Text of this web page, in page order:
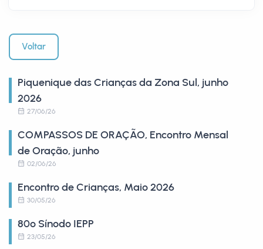
Voltar
Piquenique das Crianças da Zona Sul, junho
2026
27/06/26
COMPASSOS DE ORAÇÃO, Encontro Mensal
de Oração, junho
02/06/26
Encontro de Crianças, Maio 2026
30/05/26
80º Sínodo IEPP
23/05/26